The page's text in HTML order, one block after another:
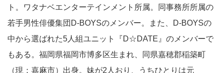
ト。ワタナベエンターテインメント所属。同事務所所属の
若手男性俳優集団D-BOYSのメンバー。また、D-BOYSの
中から選ばれた5人組ユニット『D☆DATE』のメンバーで
もある。福岡県福岡市博多区生まれ、同県嘉穂郡稲築町
（現：嘉麻市）出身。妹が2人おり、うちひとりは元